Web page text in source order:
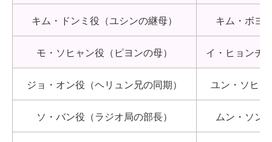
キム・ドンミ役（ユシンの継母） キム・ボヨ
モ・ソヒャン役（ピヨンの母） イ・ヒョンチ
ジョ・オン役（ヘリュン兄の同期） ユン・ソヒョ
ソ・バン役（ラジオ局の部長） ムン・ソン